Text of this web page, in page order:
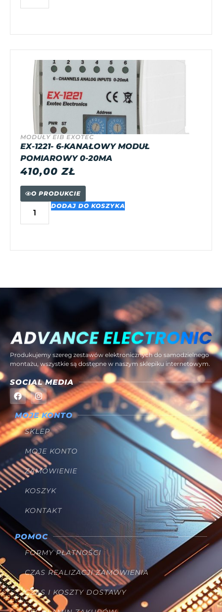
MODUŁY EIB EXOTEC
EX-1221- 6-KANAŁOWY MODUŁ
POMIAROWY 0-20MA
410,00ZŁ
O PRODUKCIE
DODAJ DO KOSZYKA
Produkujemy szereg zestawów elektronicznych do samodzielnego
montażu, wszystkie są dostępne w naszym sklepiku internetowym.
SOCIAL MEDIA
MOJE KONTO
SKLEP
MOJE KONTO
ZAMÓWIENIE
KOSZYK
KONTAKT
POMOC
FORMY PŁATNOŚCI
CZAS REALIZACJI ZAMÓWIENIA
CZAS I KOSZTY DOSTAWY